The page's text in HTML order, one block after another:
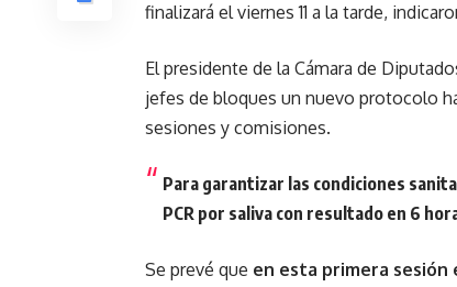
finalizará el viernes 11 a la tarde,
El presidente de la Cámara de
jefes de bloques un nuevo protocolo
sesiones y comisiones.
Para garantizar las condiciones
PCR por saliva con resultado en 6
Se prevé que en esta primera